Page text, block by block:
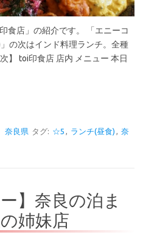
食店」の紹介です。 「エニーコ
」の次はインド料理ランチ。全種
】 toi印食店 店内 メニュー 本日
奈良県 タグ: ☆5 , ランチ(昼食) , 奈
】奈良の泊ま
姉妹店